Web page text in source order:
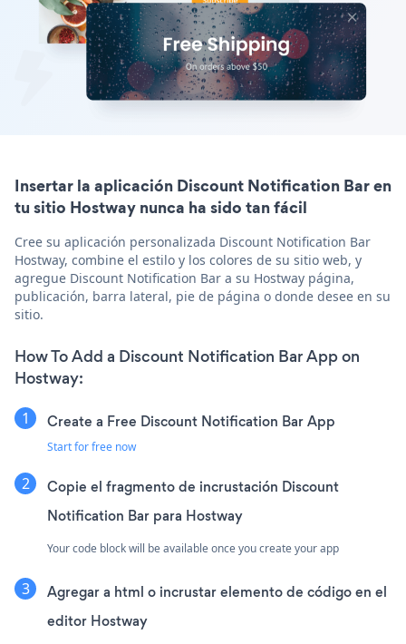
Insertar la aplicación Discount Notification Bar en
tu sitio Hostway nunca ha sido tan fácil
Cree su aplicación personalizada Discount Notification Bar
Hostway, combine el estilo y los colores de su sitio web, y
agregue Discount Notification Bar a su Hostway página,
publicación, barra lateral, pie de página o donde desee en su
sitio.
How To Add a Discount Notification Bar App on
Hostway:
Create a Free Discount Notification Bar App
Start for free now
Copie el fragmento de incrustación Discount
Notification Bar para Hostway
Your code block will be available once you create your app
Agregar a html o incrustar elemento de código en el
editor Hostway